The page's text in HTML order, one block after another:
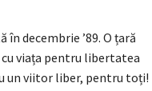
decembrie ’89. O țară
viața pentru libertatea
un viitor liber, pentru toți!